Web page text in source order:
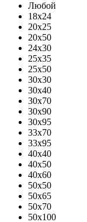
Любой
18x24
20x25
20x50
24x30
25x35
25x50
30x30
30x40
30x70
30x90
30x95
33x70
33x95
40x40
40x50
40x60
50x50
50x65
50x70
50x100